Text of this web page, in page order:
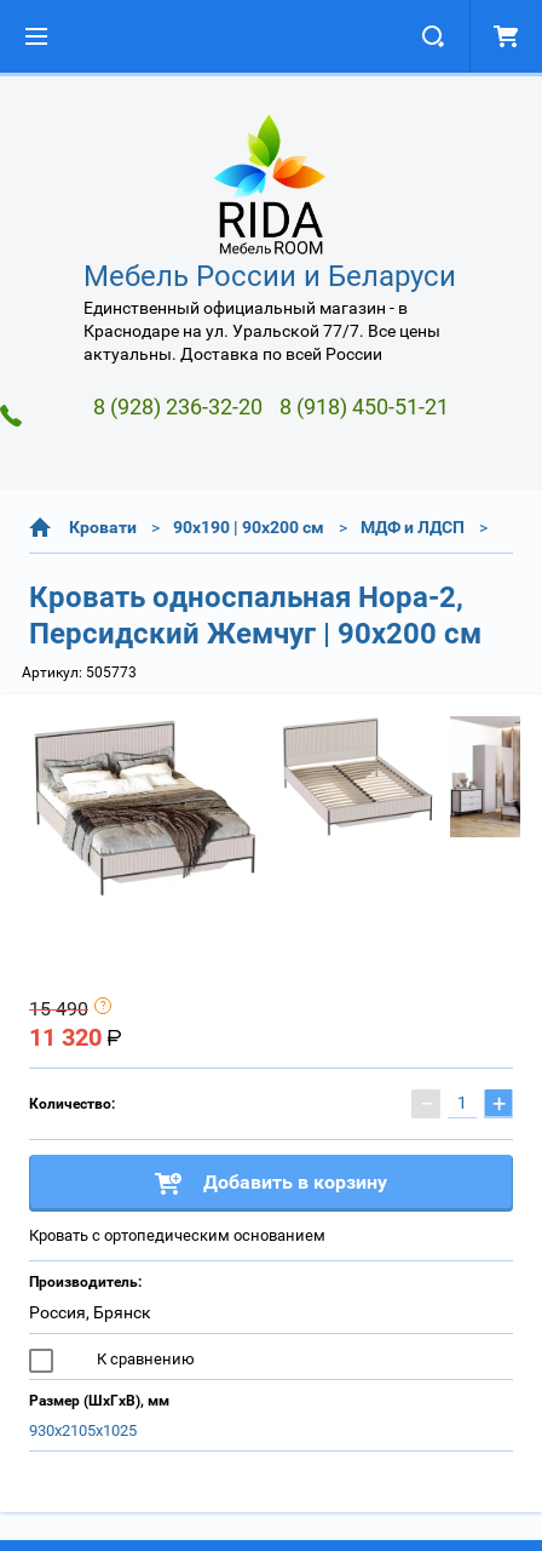
Мебель России и Беларуси
Единственный официальный магазин - в
Краснодаре на ул. Уральской 77/7. Все цены
актуальны. Доставка по всей России
8 (928) 236-32-20 8 (918) 450-51-21
Кровати 90х190 | 90х200 см МДФ и ЛДСП
Кровать односпальная Нора-2,
Персидский Жемчуг | 90х200 см
Артикул: 505773
15 490
11 320
Количество: − +
Добавить в корзину
Кровать с ортопедическим основанием
Производитель:
Россия, Брянск
К сравнению
Размер (ШхГхВ), мм
930х2105х1025